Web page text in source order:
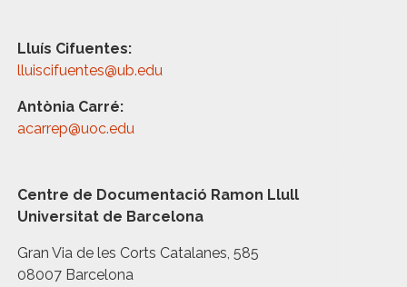
Lluís Cifuentes:
lluiscifuentes@ub.edu
Antònia Carré:
acarrep@uoc.edu
Centre de Documentació Ramon Llull
Universitat de Barcelona
Gran Via de les Corts Catalanes, 585
08007 Barcelona